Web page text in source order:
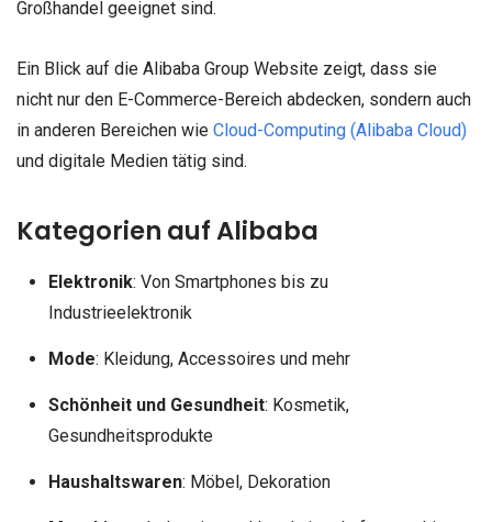
Großhandel geeignet sind.
Ein Blick auf die Alibaba Group Website zeigt, dass sie
nicht nur den E-Commerce-Bereich abdecken, sondern auch
in anderen Bereichen wie Cloud-Computing (Alibaba Cloud)
und digitale Medien tätig sind.
Kategorien auf Alibaba
Elektronik: Von Smartphones bis zu
Industrieelektronik
Mode: Kleidung, Accessoires und mehr
Schönheit und Gesundheit: Kosmetik,
Gesundheitsprodukte
Haushaltswaren: Möbel, Dekoration